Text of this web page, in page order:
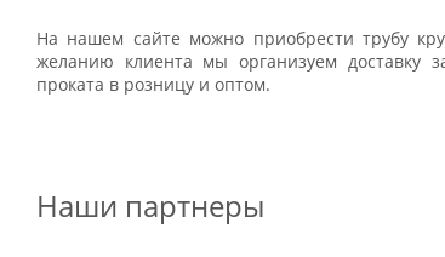
На нашем сайте можно приобрести трубу
желанию клиента мы организуем доставку
проката в розницу и оптом.
Наши партнеры